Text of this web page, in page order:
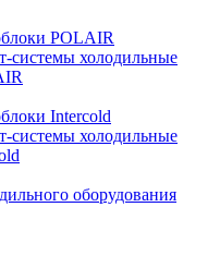
POLAIR
системы холодильные
Intercold
системы холодильные
оборудования